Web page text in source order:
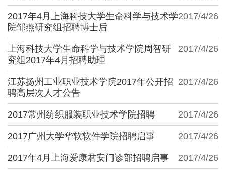
2017/4/26
2017年4月上海科技大学生命科学与技术学
院邹燕研究组招聘博士后
2017/4/26
上海科技大学生命科学与技术学院周智研
究组2017年4月招聘助理
2017/4/26
江苏扬州工业职业技术学院2017年公开招
聘高层次人才公告
2017/4/26
2017常州纺织服装职业技术学院招聘
2017/4/26
2017广州大学华软软件学院招聘启事
2017/4/26
2017年4月上海爱康君安门诊部招聘启事